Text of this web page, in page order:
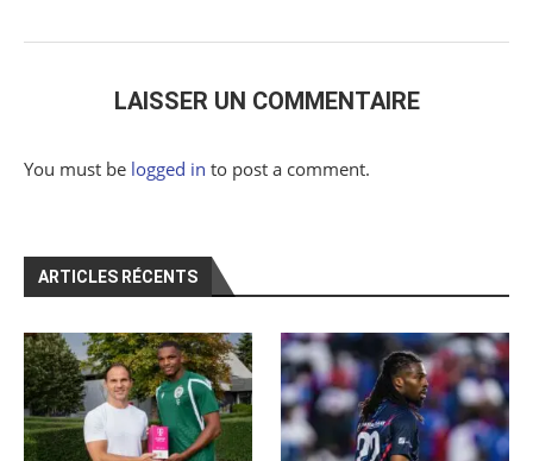
LAISSER UN COMMENTAIRE
You must be logged in to post a comment.
ARTICLES RÉCENTS